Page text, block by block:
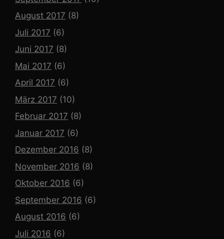
August 2017 (8)
Juli 2017 (6)
Juni 2017 (8)
Mai 2017 (6)
April 2017 (6)
März 2017 (10)
Februar 2017 (8)
Januar 2017 (6)
Dezember 2016 (8)
November 2016 (8)
Oktober 2016 (6)
September 2016 (6)
August 2016 (6)
Juli 2016 (6)